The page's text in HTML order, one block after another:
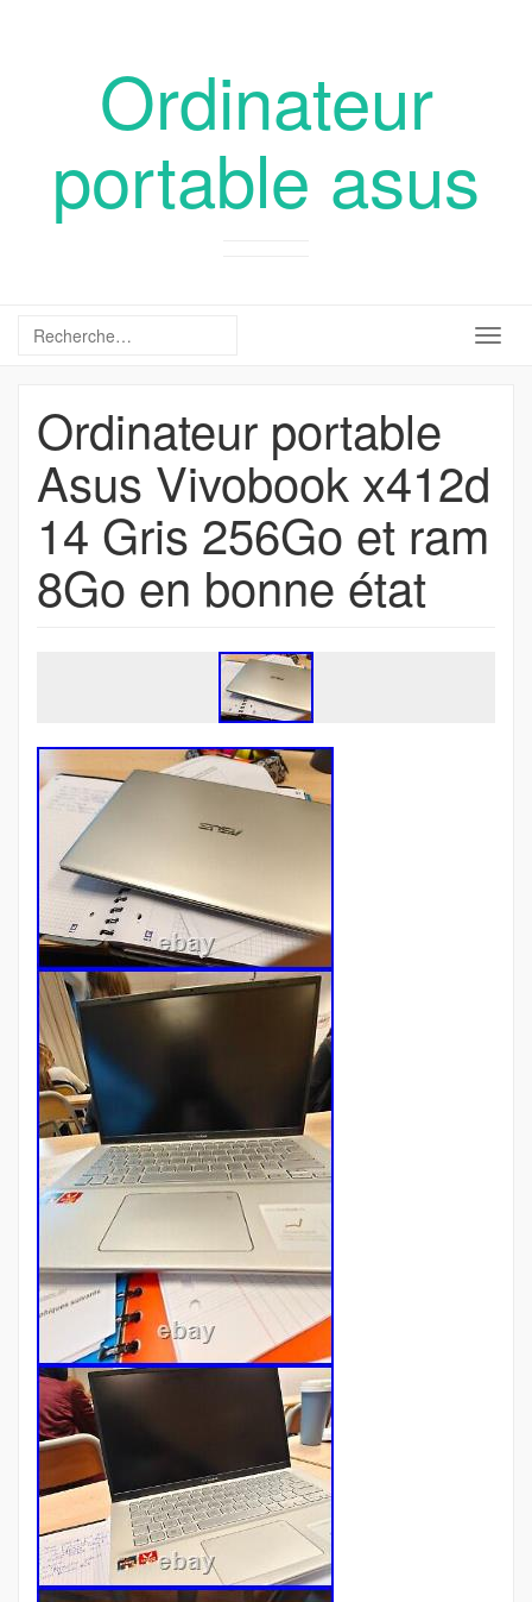
Ordinateur
portable asus
Ordinateur portable
Asus Vivobook x412d
14 Gris 256Go et ram
8Go en bonne état